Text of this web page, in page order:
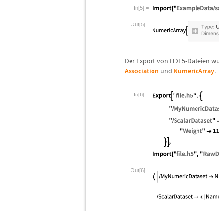
In[5]:=
Out[5]=
Der Export von HDF5-Dateien
Association und NumericArray.
In[6]:=
Out[6]=